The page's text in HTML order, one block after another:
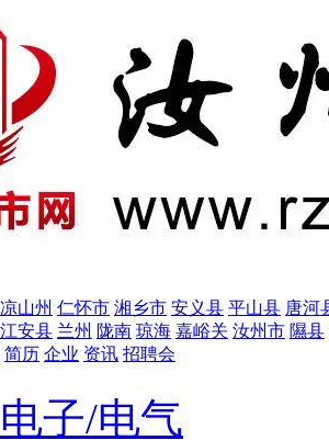
凉山州 仁怀市 湘乡市 安义县 平山县 唐河
江安县 兰州 陇南 琼海 嘉峪关 汝州市 隰县
简历 企业 资讯 招聘会
电子/电气